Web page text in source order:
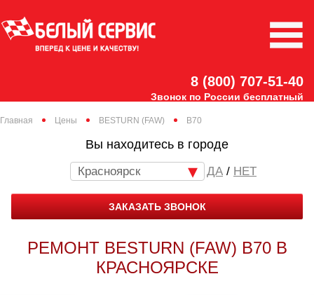
8 (800) 707-51-40
Звонок по России бесплатный
Главная Цены BESTURN (FAW) B70
Вы находитесь в городе
Красноярск / НЕТ
ЗАКАЗАТЬ ЗВОНОК
РЕМОНТ BESTURN (FAW) B70 В
КРАСНОЯРСКЕ